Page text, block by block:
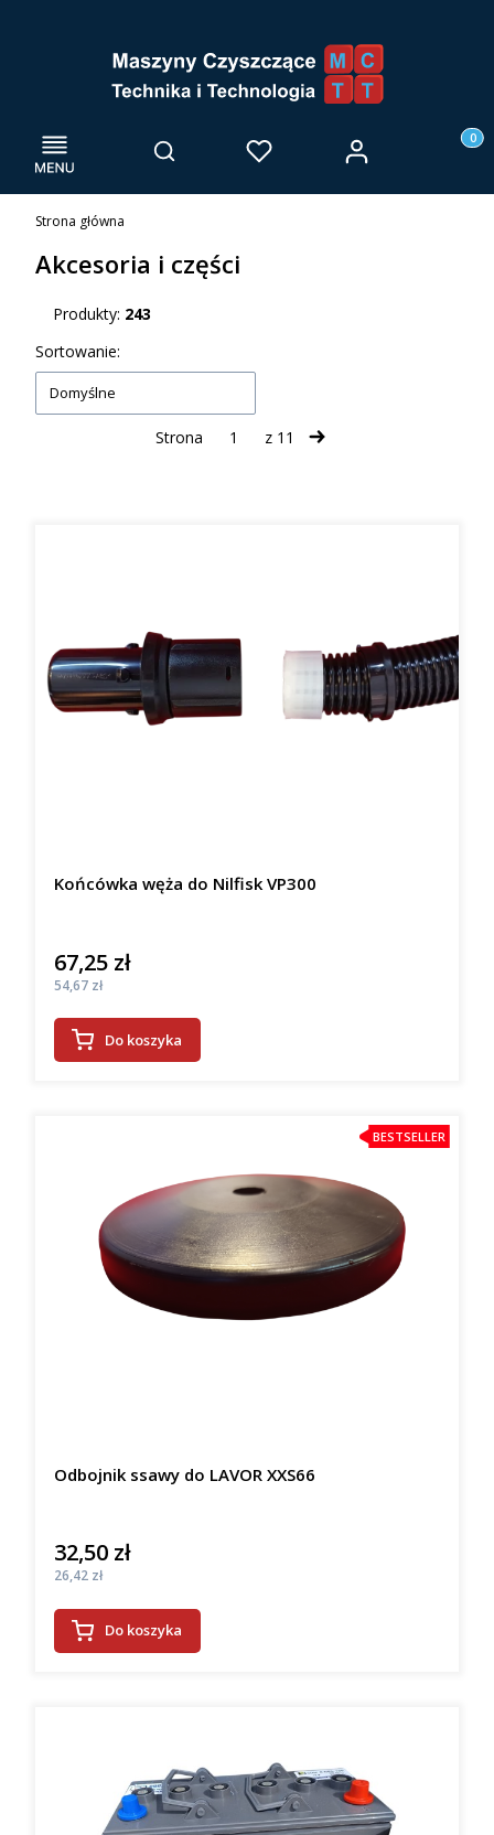
Menu Otwórz wyszukiwarkę
Szukaj Ulubione Zaloguj się
Strona główna
Akcesoria i części
Produkty: 243
Lista produktów
Sortowanie:
Domyślne
Strona z 11 Następne produkty
Końcówka węża do Nilfisk VP300
Cena
67,25 zł
Cena
54,67 zł
Do koszyka
BESTSELLER
Odbojnik ssawy do LAVOR XXS66
Cena
32,50 zł
Cena
26,42 zł
Do koszyka